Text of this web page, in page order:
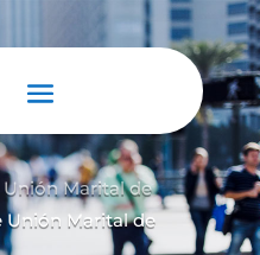
Marital de
Unión Marital de